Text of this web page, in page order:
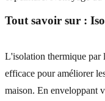
Tout savoir sur :
L'isolation thermique par
efficace pour améliorer
maison. En enveloppant